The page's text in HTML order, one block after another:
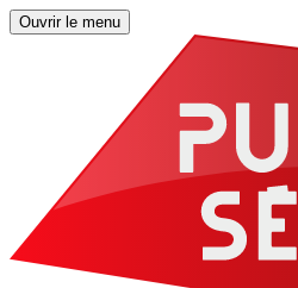
Ouvrir le menu